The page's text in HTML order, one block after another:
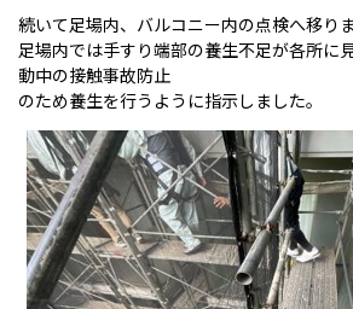
続いて足場内、バルコニー内の点検へ移りま
足場内では手すり端部の養生不足が各所に
動中の接触事故防止
のため養生を行うように指示しました。